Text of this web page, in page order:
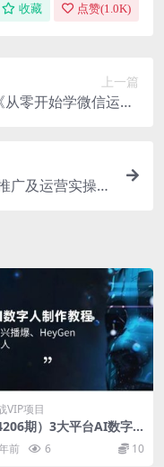
收藏 点赞(1.0K)
上一篇
零开始学微信运营-
广及运营实操-
VIP项目
期）3大平台AI数字
教程，腾讯智影、万兴
HeyGen带你玩转数字
前 6 10